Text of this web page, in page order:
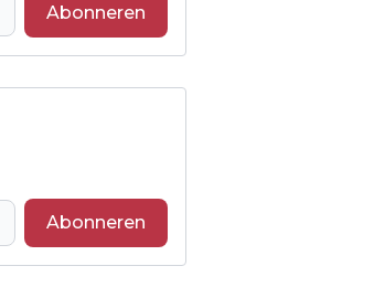
Abonneren
Abonneren